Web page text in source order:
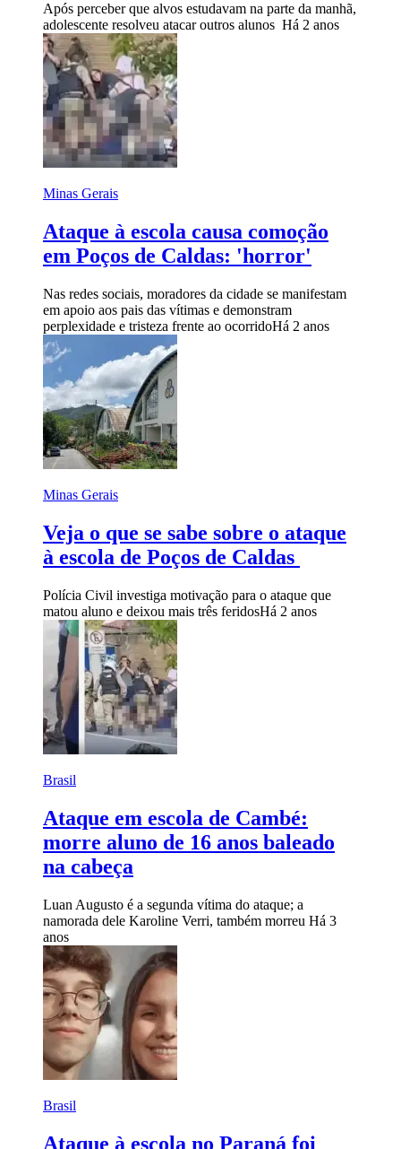
Após perceber que alvos estudavam na parte da manhã,
adolescente resolveu atacar outros alunos Há 2 anos
Minas Gerais
Ataque à escola causa comoção
em Poços de Caldas: 'horror'
Nas redes sociais, moradores da cidade se manifestam
em apoio aos pais das vítimas e demonstram
perplexidade e tristeza frente ao ocorridoHá 2 anos
Minas Gerais
Veja o que se sabe sobre o ataque
à escola de Poços de Caldas
Polícia Civil investiga motivação para o ataque que
matou aluno e deixou mais três feridosHá 2 anos
Brasil
Ataque em escola de Cambé:
morre aluno de 16 anos baleado
na cabeça
Luan Augusto é a segunda vítima do ataque; a
namorada dele Karoline Verri, também morreu Há 3
anos
Brasil
Ataque à escola no Paraná foi